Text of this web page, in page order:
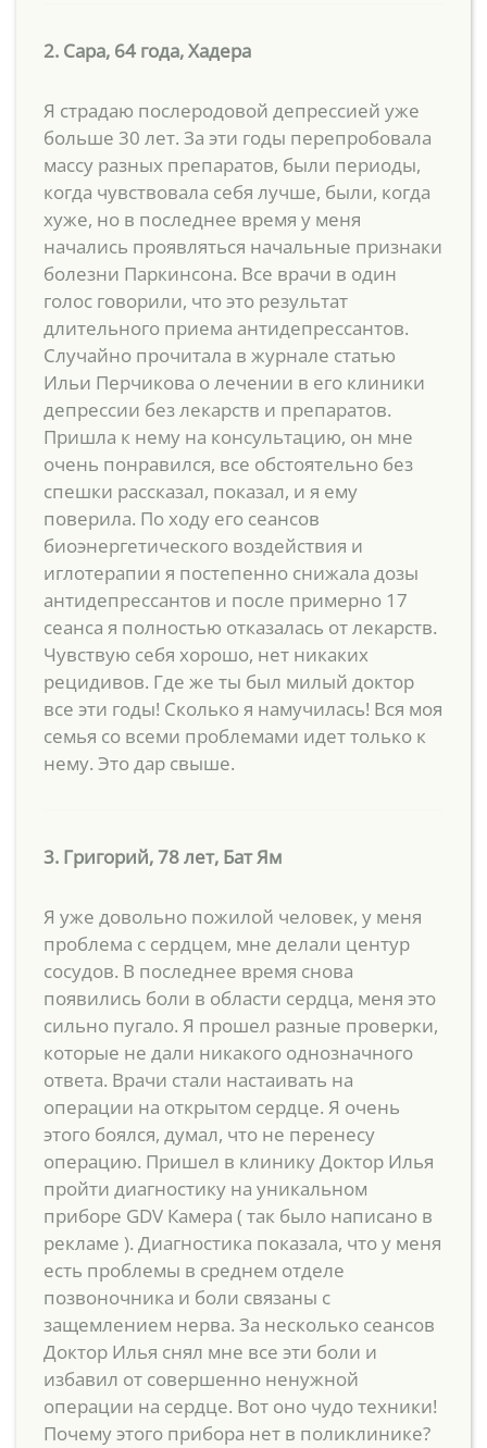
2. Сара, 64 года, Хадера
Я страдаю послеродовой депрессией уже
больше 30 лет. За эти годы перепробовала
массу разных препаратов, были периоды,
когда чувствовала себя лучше, были, когда
хуже, но в последнее время у меня
начались проявляться начальные признаки
болезни Паркинсона. Все врачи в один
голос говорили, что это результат
длительного приема антидепрессантов.
Случайно прочитала в журнале статью
Ильи Перчикова о лечении в его клиники
депрессии без лекарств и препаратов.
Пришла к нему на консультацию, он мне
очень понравился, все обстоятельно без
спешки рассказал, показал, и я ему
поверила. По ходу его сеансов
биоэнергетического воздействия и
иглотерапии я постепенно снижала дозы
антидепрессантов и после примерно 17
сеанса я полностью отказалась от лекарств.
Чувствую себя хорошо, нет никаких
рецидивов. Где же ты был милый доктор
все эти годы! Сколько я намучилась! Вся моя
семья со всеми проблемами идет только к
нему. Это дар свыше.
3. Григорий, 78 лет, Бат Ям
Я уже довольно пожилой человек, у меня
проблема с сердцем, мне делали центур
сосудов. В последнее время снова
появились боли в области сердца, меня это
сильно пугало. Я прошел разные проверки,
которые не дали никакого однозначного
ответа. Врачи стали настаивать на
операции на открытом сердце. Я очень
этого боялся, думал, что не перенесу
операцию. Пришел в клинику Доктор Илья
пройти диагностику на уникальном
приборе GDV Камера ( так было написано в
рекламе ). Диагностика показала, что у меня
есть проблемы в среднем отделе
позвоночника и боли связаны с
защемлением нерва. За несколько сеансов
Доктор Илья снял мне все эти боли и
избавил от совершенно ненужной
операции на сердце. Вот оно чудо техники!
Почему этого прибора нет в поликлинике?